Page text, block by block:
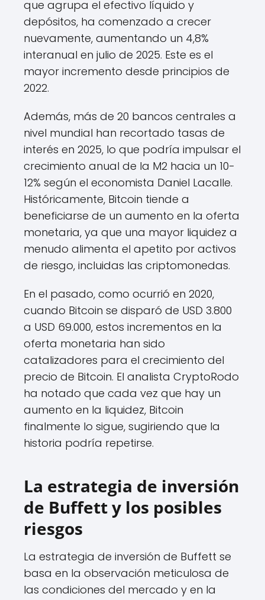
que agrupa el efectivo líquido y
depósitos, ha comenzado a crecer
nuevamente, aumentando un 4,8%
interanual en julio de 2025. Este es el
mayor incremento desde principios de
2022.
Además, más de 20 bancos centrales a
nivel mundial han recortado tasas de
interés en 2025, lo que podría impulsar el
crecimiento anual de la M2 hacia un 10-
12% según el economista Daniel Lacalle.
Históricamente, Bitcoin tiende a
beneficiarse de un aumento en la oferta
monetaria, ya que una mayor liquidez a
menudo alimenta el apetito por activos
de riesgo, incluidas las criptomonedas.
En el pasado, como ocurrió en 2020,
cuando Bitcoin se disparó de USD 3.800
a USD 69.000, estos incrementos en la
oferta monetaria han sido
catalizadores para el crecimiento del
precio de Bitcoin. El analista CryptoRodo
ha notado que cada vez que hay un
aumento en la liquidez, Bitcoin
finalmente lo sigue, sugiriendo que la
historia podría repetirse.
La estrategia de inversión
de Buffett y los posibles
riesgos
La estrategia de inversión de Buffett se
basa en la observación meticulosa de
las condiciones del mercado y en la